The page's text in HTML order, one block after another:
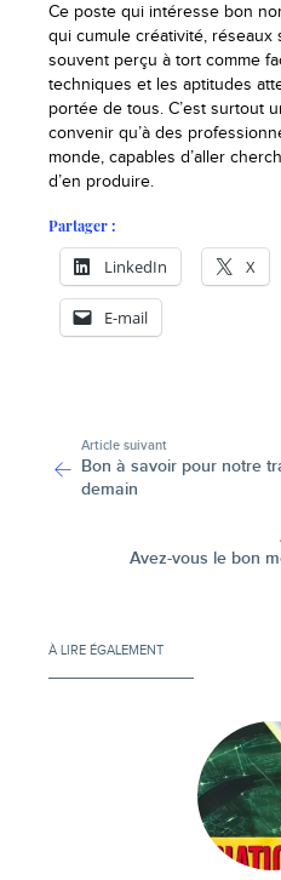
Ce poste qui intéresse bon
qui cumule créativité, réseaux
souvent perçu à tort comme
techniques et les aptitudes
portée de tous. C’est surtout
convenir qu’à des
monde, capables d’aller
d’en produire.
Partager :
LinkedIn X
E-mail
Article suivant
Bon à savoir pour notre
demain
Avez-vous le bon
À LIRE ÉGALEMENT